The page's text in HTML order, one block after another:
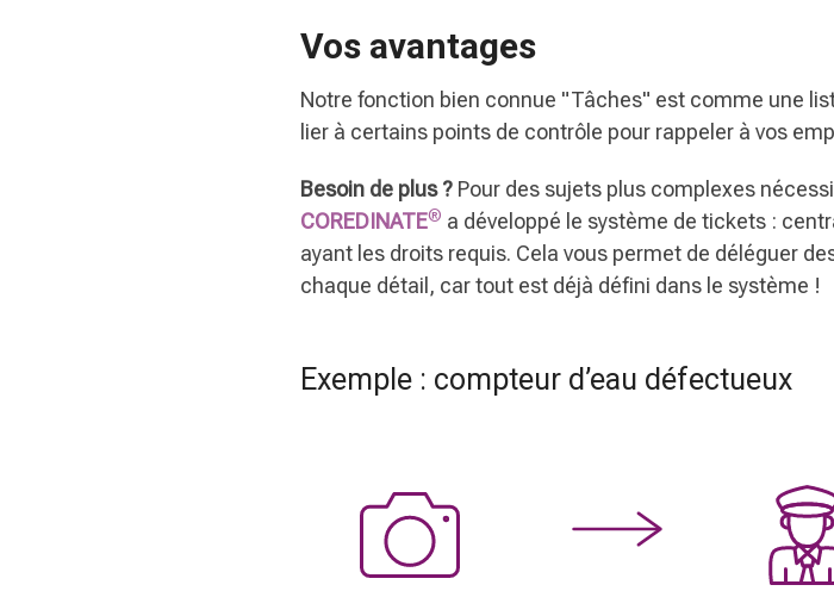
Vos avantages
Notre fonction bien connue "Tâches" est comme une
lier à certains points de contrôle pour rappeler à vos
Besoin de plus ? Pour des sujets plus complexes
COREDINATE® a développé le système de tickets :
ayant les droits requis. Cela vous permet de déléguer
chaque détail, car tout est déjà défini dans le système !
Exemple : compteur d’eau défectueux